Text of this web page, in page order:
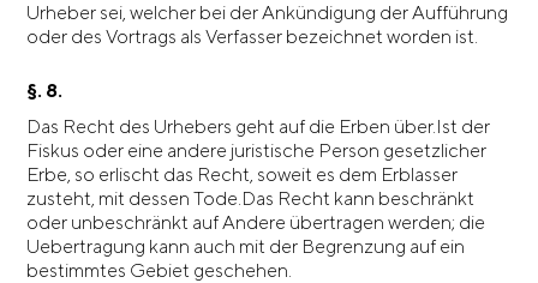
Urheber sei, welcher bei der Ankündigung der Aufführung
oder des Vortrags als Verfasser bezeichnet worden ist.
§. 8.
Das Recht des Urhebers geht auf die Erben über.Ist der
Fiskus oder eine andere juristische Person gesetzlicher
Erbe, so erlischt das Recht, soweit es dem Erblasser
zusteht, mit dessen Tode.Das Recht kann beschränkt
oder unbeschränkt auf Andere übertragen werden; die
Uebertragung kann auch mit der Begrenzung auf ein
bestimmtes Gebiet geschehen.